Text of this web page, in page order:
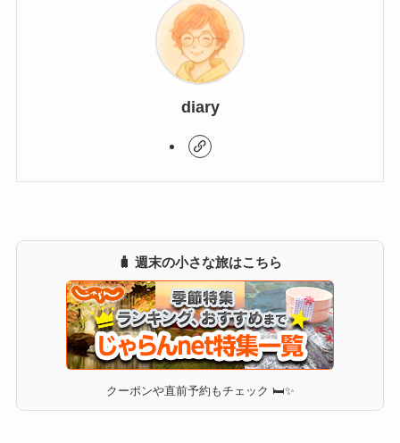
diary
🧳 週末の小さな旅はこちら
クーポンや直前予約もチェック 🛏✨